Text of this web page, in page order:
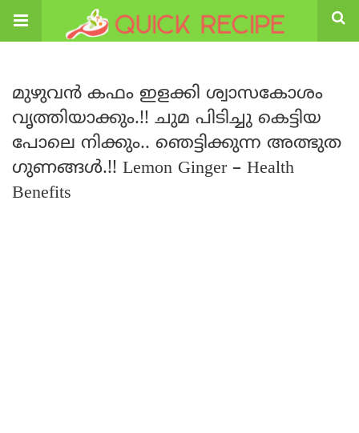
മുഴുവൻ കഫം ഇളക്കി ശ്വാസകോശം
വൃത്തിയാക്കും.!! ചുമ പിടിച്ചു കെട്ടിയ
പോലെ നിക്കും.. ഞെട്ടിക്കുന്ന അത്ഭുത
ഗുണങ്ങൾ.!! Lemon Ginger – Health
Benefits